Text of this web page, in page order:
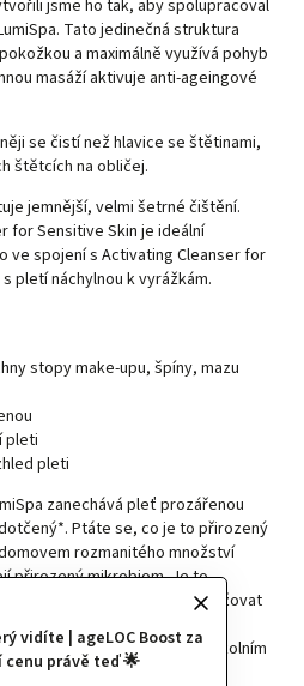
vidíte | ageLOC Boost za
právě teď 🌟
jsme ho tak, aby spolupracoval
Tato jedinečná struktura
a maximálně využívá pohyb
masáží aktivuje anti-ageingové
se čistí než hlavice se štětinami,
štětcích na obličej.
jemnější, velmi šetrné čištění.
for Sensitive Skin je ideální
ve spojení s Activating Cleanser for
pletí náchylnou k vyrážkám.
stopy make-upu, špíny, mazu
pleti
pleti
zanechává pleť prozářenou
Ptáte se, co je to přirozený
rozmanitého množství
přirozený mikrobiom. Je to
na vaší kůži a pomáhá ji udržovat
přirozený kožní mikrobiom
a interakci vašeho těla s okolním